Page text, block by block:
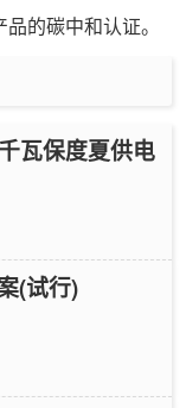
的碳中和认证。
瓦保度夏供电
(试行)